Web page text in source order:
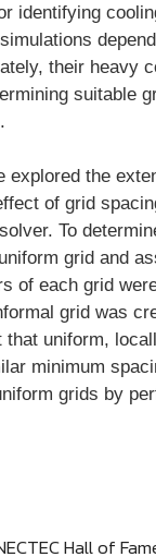
identifying
their heavy
suitable
explored the
of grid
To
grid and
of each grid
grid was
uniform,
minimum
grids by
Hall of